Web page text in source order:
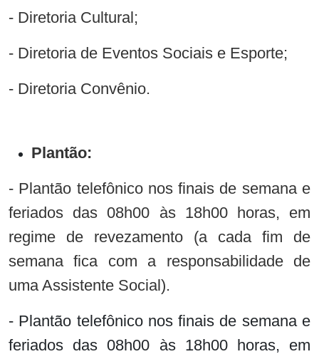
- Diretoria Cultural;
- Diretoria de Eventos Sociais e Esporte;
- Diretoria Convênio.
Plantão:
- Plantão telefônico nos finais de semana e
feriados das 08h00 às 18h00 horas, em
regime de revezamento (a cada fim de
semana fica com a responsabilidade de
uma Assistente Social).
- Plantão telefônico nos finais de semana e
feriados das 08h00 às 18h00 horas, em